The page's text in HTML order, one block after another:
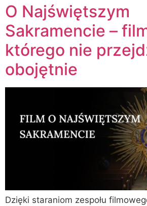
O Najświętszym
Sakramencie –
którego nie
obojętnie
Dzięki staraniom zespołu